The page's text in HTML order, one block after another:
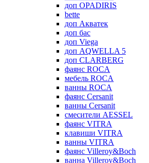
доп OPADIRIS
bette
доп Акватек
доп бас
доп Viega
доп AQWELLA 5
доп CLARBERG
фаянс ROCA
мебель ROCA
ванны ROCA
фаянс Cersanit
ванны Cersanit
смесители AESSEL
фаянс VITRA
клавиши VITRA
ванны VITRA
фаянс Villeroy&Boch
ванна Villeroy&Boch